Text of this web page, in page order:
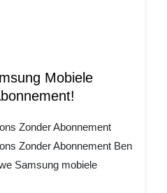
Mobiele
Zonder Abonnement
Zonder Abonnement Ben
Samsung mobiele